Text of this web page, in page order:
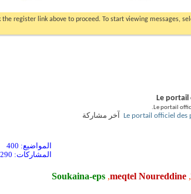
the register link above to proceed. To start viewing messages,
Le portail
Le portail officiel des آخر مشاركة
,
meqtel Noureddine
,
Soukaina-eps
المواضيع: 400
المشاركات: 4,290